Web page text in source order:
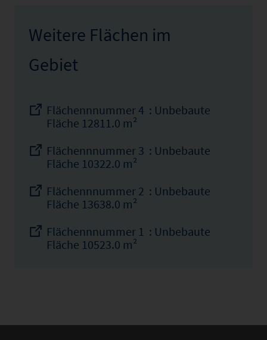
Weitere Flächen im
Gebiet
Flächennnummer 4 : Unbebaute
Fläche 12811.0 m²
Flächennnummer 3 : Unbebaute
Fläche 10322.0 m²
Flächennnummer 2 : Unbebaute
Fläche 13638.0 m²
Flächennnummer 1 : Unbebaute
Fläche 10523.0 m²